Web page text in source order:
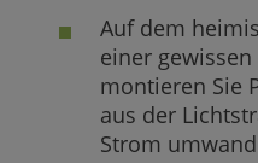
Auf dem
einer gewissen
montieren Sie
aus der
Strom